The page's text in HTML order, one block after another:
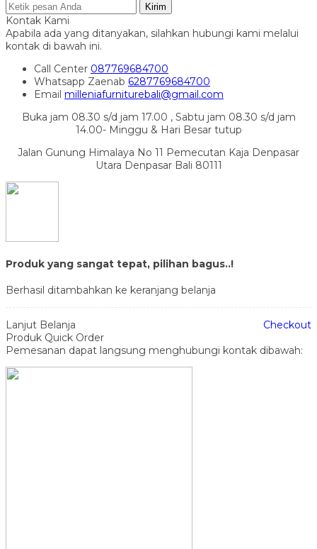
Kirim
Kontak Kami
Apabila ada yang ditanyakan, silahkan hubungi kami melalui
kontak di bawah ini.
Call Center 087769684700
Whatsapp Zaenab 6287769684700
Email milleniafurniturebali@gmail.com
Buka jam 08.30 s/d jam 17.00 , Sabtu jam 08.30 s/d jam
14.00- Minggu & Hari Besar tutup
Jalan Gunung Himalaya No 11 Pemecutan Kaja Denpasar
Utara Denpasar Bali 80111
Produk yang sangat tepat, pilihan bagus..!
Berhasil ditambahkan ke keranjang belanja
Lanjut Belanja
Checkout
Produk Quick Order
Pemesanan dapat langsung menghubungi kontak dibawah: